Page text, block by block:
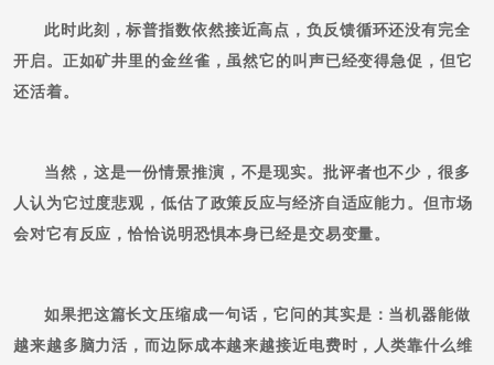
此时此刻，标普指数依然接近高点，负反馈循环还没有完全
开启。正如矿井里的金丝雀，虽然它的叫声已经变得急促，但它
还活着。
当然，这是一份情景推演，不是现实。批评者也不少，很多
人认为它过度悲观，低估了政策反应与经济自适应能力。但市场
会对它有反应，恰恰说明恐惧本身已经是交易变量。
如果把这篇长文压缩成一句话，它问的其实是： 当机器能做
越来越多脑力活，而边际成本越来越接近电费时，人类靠什么维